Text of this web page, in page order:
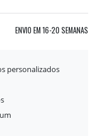
ENVIO EM 16-20 SEMANAS
personalizados